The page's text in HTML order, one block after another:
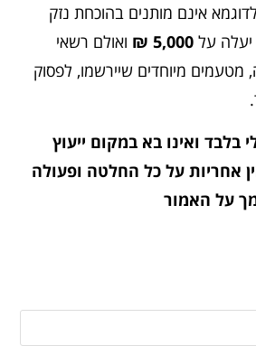
לדוגמא אינם מותנים בהוכחת נזק
יעלה על5,000 ₪
ואולם רשאי
מטעמים מיוחדים שיירשמו, לפסוק
בלבד ואינו בא במקום ייעוץ
אחריות על כל החלטה ופעולה
על האמור